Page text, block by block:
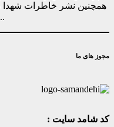
همچنین نشر خاطرات
مجوز های ما
کد شامد سایت :